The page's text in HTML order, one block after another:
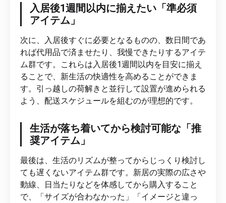
入居後1週間以内に揃えたい「準必須
アイテム」
次に、入居後すぐに必要となるものの、数日間であ
れば代用品で済ませたり、我慢できたりするアイテ
ム群です。これらは入居後1週間以内を目安に揃え
ることで、新生活の快適性を高めることができま
す。引っ越しの荷解きと並行して設置が進められる
よう、配送スケジュールを組むのが理想的です。
生活が落ち着いてから検討可能な「推
奨アイテム」
最後は、生活のリズムが整ってからじっくり検討し
ても遅くないアイテム群です。新居の実際の広さや
動線、日当たりなどを体感してから購入すること
で、「サイズが合わなかった」「イメージと違っ